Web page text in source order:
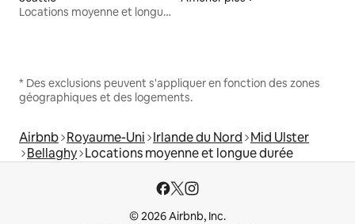
Locations moyenne et longue durée
* Des exclusions peuvent s'appliquer en fonction des zones
géographiques et des logements.
Airbnb Royaume-Uni Irlande du Nord Mid Ulster
Bellaghy Locations moyenne et longue durée
© 2026 Airbnb, Inc.